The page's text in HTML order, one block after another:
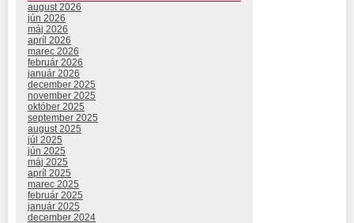
august 2026
jún 2026
máj 2026
apríl 2026
marec 2026
február 2026
január 2026
december 2025
november 2025
október 2025
september 2025
august 2025
júl 2025
jún 2025
máj 2025
apríl 2025
marec 2025
február 2025
január 2025
december 2024